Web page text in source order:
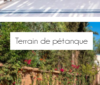
Terrain de pétanque